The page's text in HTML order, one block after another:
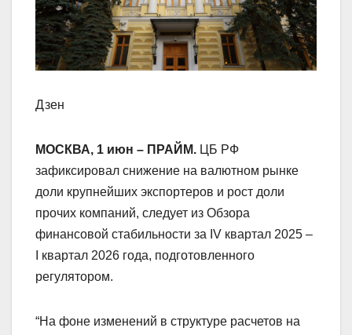
Дзен
МОСКВА, 1 июн – ПРАЙМ. ЦБ РФ
зафиксировал снижение на валютном рынке
доли крупнейших экспортеров и рост доли
прочих компаний, следует из Обзора
финансовой стабильности за IV квартал 2025 –
I квартал 2026 года, подготовленного
регулятором.
“На фоне изменений в структуре расчетов на